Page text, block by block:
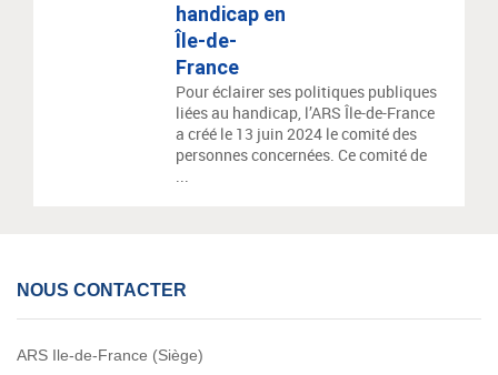
handicap en
Île-de-
France
Pour éclairer ses politiques publiques
liées au handicap, l’ARS Île-de-France
a créé le 13 juin 2024 le comité des
personnes concernées. Ce comité de
NOUS CONTACTER
ARS Ile-de-France (Siège)